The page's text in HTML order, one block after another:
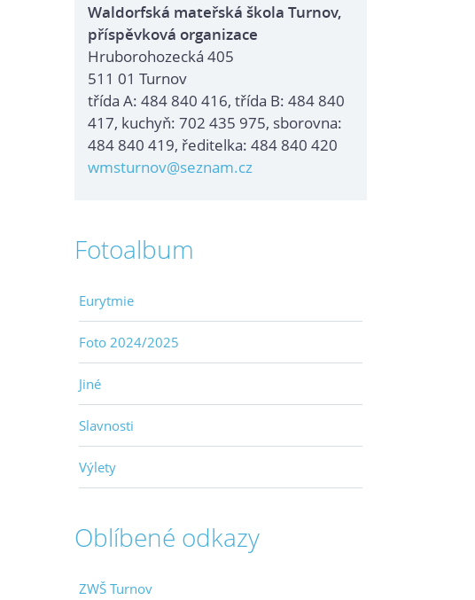
Waldorfská mateřská škola Turnov,
příspěvková organizace
Hruborohozecká 405
511 01 Turnov
třída A: 484 840 416, třída B: 484 840
417, kuchyň: 702 435 975, sborovna:
484 840 419, ředitelka: 484 840 420
wmsturnov@seznam.cz
Fotoalbum
Eurytmie
Foto 2024/2025
Jiné
Slavnosti
Výlety
Oblíbené odkazy
ZWŠ Turnov